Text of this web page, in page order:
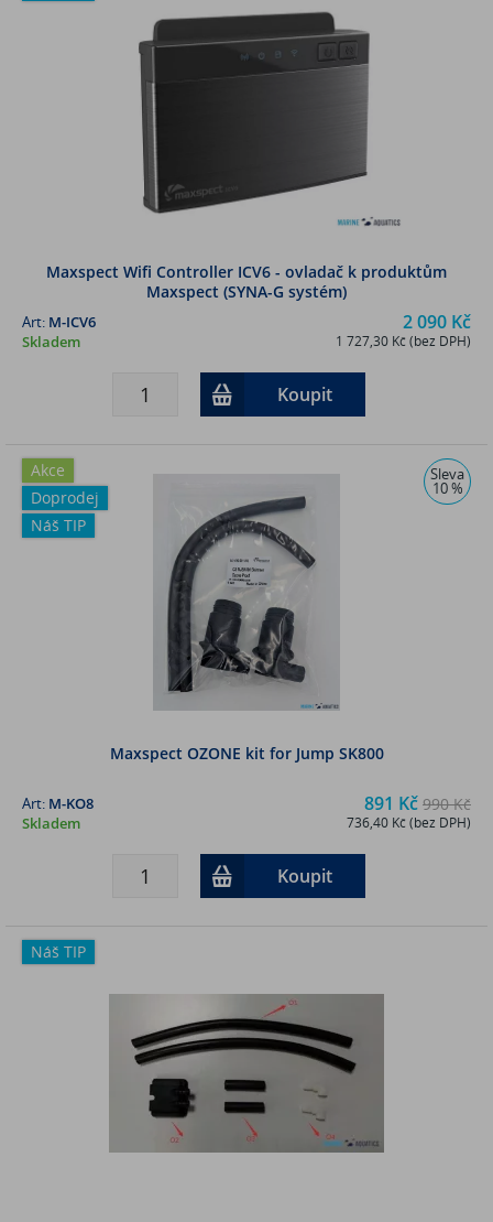
Maxspect Wifi Controller ICV6 - ovladač k produktům
Maxspect (SYNA-G systém)
2 090 Kč
1 727,30 Kč (bez DPH)
Art: M-ICV6
Skladem
Koupit
Akce
Doprodej
Náš TIP
Sleva
10 %
Maxspect OZONE kit for Jump SK800
891 Kč 990 Kč
736,40 Kč (bez DPH)
Art: M-KO8
Skladem
Koupit
Náš TIP